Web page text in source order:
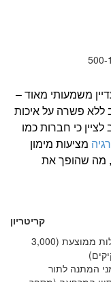
משמעותי מאוד –
ולרוב ללא פשרה על איכות
כי חברות כמו
מציעות מימון
מה שהופך את
קריטריון
עלות ממוצעת (3,000
המתנה לתור